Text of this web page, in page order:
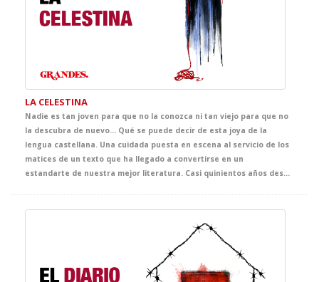
LA CELESTINA
Nadie es tan joven para que no la conozca ni tan viejo para que no
la descubra de nuevo... Qué se puede decir de esta joya de la
lengua castellana. Una cuidada puesta en escena al servicio de los
matices de un texto que ha llegado a convertirse en un